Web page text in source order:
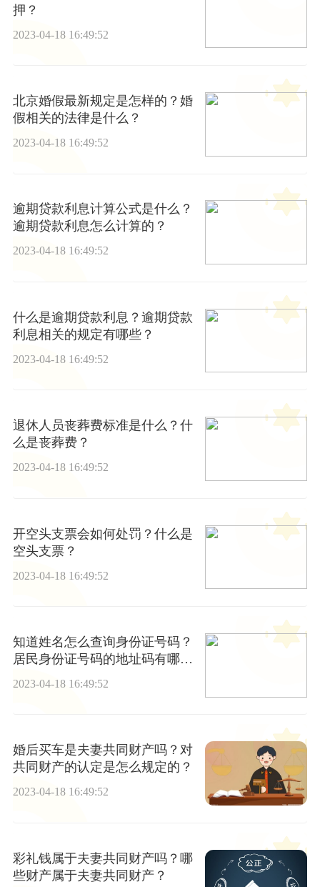
押？
2023-04-18 16:49:52
北京婚假最新规定是怎样的？婚
假相关的法律是什么？
2023-04-18 16:49:52
逾期贷款利息计算公式是什么？
逾期贷款利息怎么计算的？
2023-04-18 16:49:52
什么是逾期贷款利息？逾期贷款
利息相关的规定有哪些？
2023-04-18 16:49:52
退休人员丧葬费标准是什么？什
么是丧葬费？
2023-04-18 16:49:52
开空头支票会如何处罚？什么是
空头支票？
2023-04-18 16:49:52
知道姓名怎么查询身份证号码？
居民身份证号码的地址码有哪
2023-04-18 16:49:52
婚后买车是夫妻共同财产吗？对
共同财产的认定是怎么规定的？
2023-04-18 16:49:52
彩礼钱属于夫妻共同财产吗？哪
些财产属于夫妻共同财产？